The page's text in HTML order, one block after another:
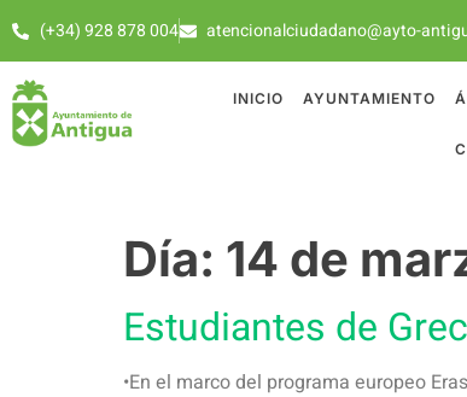
(+34) 928 878 004 atencionalciudadano@ayto-
INICIO AYUNTAMIENTO
Día: 14 de
Estudiantes de
•En el marco del programa europeo